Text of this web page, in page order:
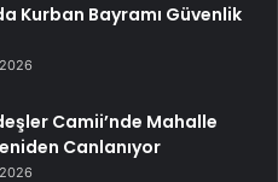
Kurban Bayramı Güvenlik
Camii’nde Mahalle
Canlanıyor